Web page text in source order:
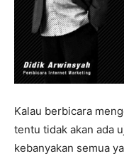
Kalau berbicara
tentu tidak akan ada
kebanyakan semua